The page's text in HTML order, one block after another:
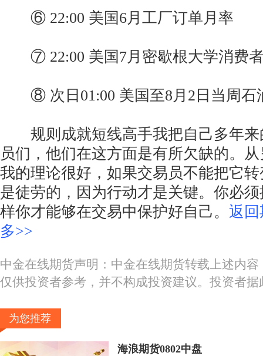
⑥ 22:00 美国6月工厂订单月率
⑦ 22:00 美国7月密歇根大学消费者
⑧ 次日01:00 美国至8月2日当周石
规则成就短线高手我把自己多年来
员们，他们在这方面是有所欠缺的。
我的理论很好，如果交易员不能把它
是徒劳的，因为行动才是关键。你必
样你才能够在交易中保护好自己。 返
多>>
中金在线期货声明：中金在线期货转载上述内
仅供投资者参考，并不构成投资建议。投资者
为您推荐
海浪期货0802中盘